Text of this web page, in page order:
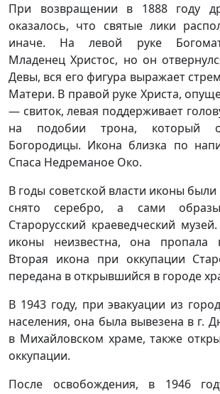
При возвращении в 1888 году
оказалось, что святые лики
иначе. На левой руке
Младенец Христос, но он
Девы, вся его фигура выражает
Матери. В правой руке Христа,
— свиток, левая поддерживает
на подобии трона, который
Богородицы. Икона близка по
Спаса Недреманое Око.
В годы советской власти иконы
снято серебро, а сами
Старорусский краеведческий
иконы неизвестна, она
Вторая икона при оккупации
передана в открывшийся в городе
В 1943 году, при эвакуации из
населения, она была вывезена в г.
в Михайловском храме, также
оккупации.
После освобождения, в 1946